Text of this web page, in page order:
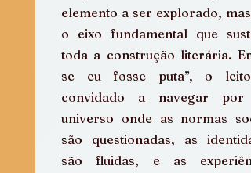
elemento a ser explorado, mas
o eixo fundamental que
toda a construção literária. Em
se eu fosse puta”, o
convidado a navegar por
universo onde as normas
são questionadas, as
são fluidas, e as